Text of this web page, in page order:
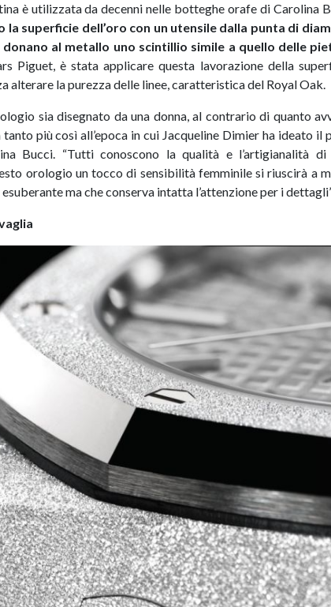
è utilizzata da decenni nelle botteghe orafe di Carolina
la superficie dell’oro con un utensile dalla punta di
al metallo uno scintillio simile a quello delle
Piguet, è stata applicare questa lavorazione della
alterare la purezza delle linee, caratteristica del Royal Oak.
sia disegnato da una donna, al contrario di quanto
più così all’epoca in cui Jacqueline Dimier ha ideato il
Bucci. “Tutti conoscono la qualità e l’artigianalità
orologio un tocco di sensibilità femminile si riuscirà a
ma che conserva intatta l’attenzione per i